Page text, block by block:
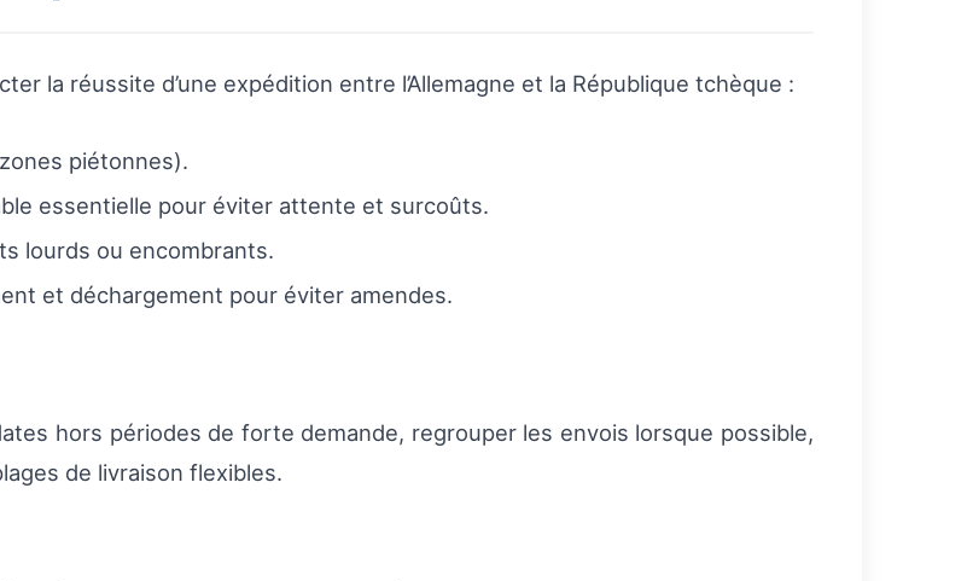
la réussite d’une expédition entre l’Allemagne et la République tchèque :
piétonnes).
essentielle pour éviter attente et surcoûts.
lourds ou encombrants.
et déchargement pour éviter amendes.
hors périodes de forte demande, regrouper les envois lorsque possible,
de livraison flexibles.